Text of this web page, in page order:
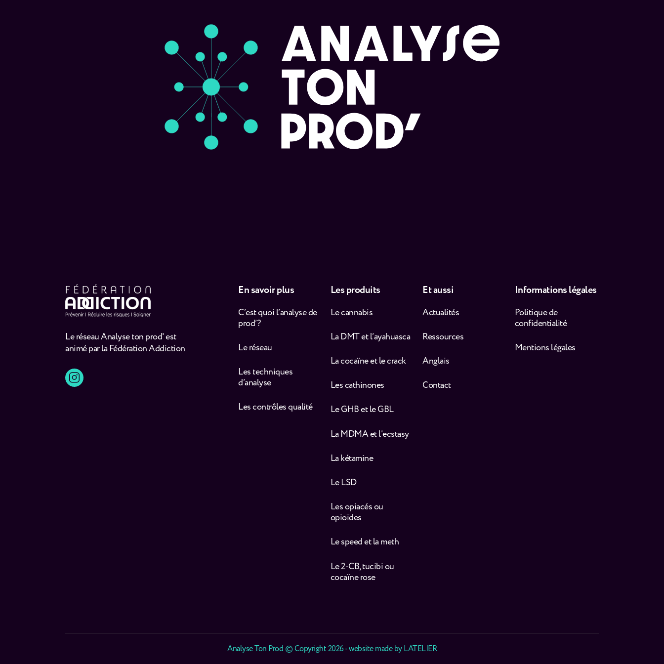
Le réseau Analyse ton prod' est
animé par la Fédération Addiction
En savoir plus
C’est quoi l’analyse de
prod’ ?
Le réseau
Les techniques
d’analyse
Les contrôles qualité
Les produits
Le cannabis
La DMT et l’ayahuasca
La cocaïne et le crack
Les cathinones
Le GHB et le GBL
La MDMA et l’ecstasy
La kétamine
Le LSD
Les opiacés ou
opioïdes
Le speed et la meth
Le 2-CB, tucibi ou
cocaïne rose
Et aussi
Actualités
Ressources
Anglais
Contact
Informations légales
Politique de
confidentialité
Mentions légales
Analyse Ton Prod © Copyright 2026 - website made byLATELIER